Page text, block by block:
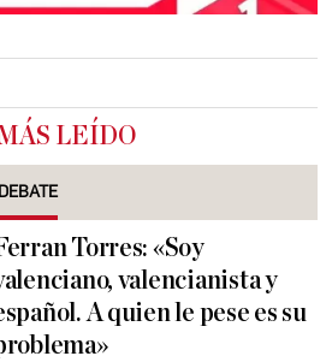
LEÍDO
Torres: «Soy
valencianista y
A quien le pese es su